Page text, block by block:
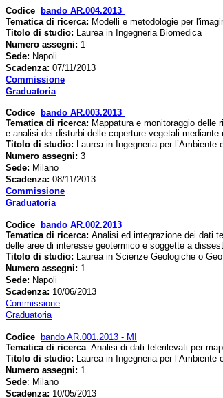
Codice
bando AR.004.2013
Tematica di ricerca: Modelli e metodologie per
Titolo di studio:
Laurea in Ingegneria Biomedica
Numero assegni: 1
Sede: Napoli
Scadenza: 07/11/2013
Commissione
Graduatoria
Codice
bando AR.003.2013
Tematica di ricerca: Mappatura e monitoraggio delle
e analisi dei disturbi delle coperture vegetali
Titolo di studio:
Laurea in Ingegneria per
Numero assegni: 3
Sede: Milano
Scadenza: 08/11/2013
Commissione
Graduatoria
Codice
bando AR.002.2013
Tematica di ricerca: Analisi ed integrazione dei dati
delle aree di interesse geotermico e soggette a
Titolo di studio:
Laurea in Scienze Geologiche o
Numero assegni: 1
Sede: Napoli
Scadenza: 10/06/2013
Commissione
Graduatoria
Codice
bando AR.001.2013 - MI
Tematica di ricerca: Analisi di dati telerilevati per
Titolo di studio: Laurea in Ingegneria per l’Ambiente
Numero assegni: 1
Sede: Milano
Scadenza: 10/05/2013